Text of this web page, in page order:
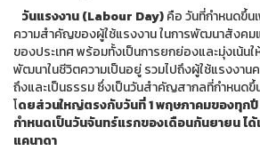
วันแรงงาน (Labour Day)คือ วันที่กำหนดขึ้น
ความสำคัญของผู้ใช้แรงงาน ในการพัฒนาสังคม
ของประเทศ พร้อมทั้งเป็นการยกย่องและมุ่งเน้นใ
พัฒนาในชีวิตความเป็นอยู่ รวมไปถึงผู้ใช้แรงงาน
ถึงและเป็นธรรม ซึ่งเป็นวันสำคัญสากลที่กำหนดขึ้
โดยส่วนใหญ่ตรงกับวันที่ 1 พฤษภาคมของทุกปี
กำหนดเป็นวันจันทร์แรกของเดือนกันยายน ไ
แคนาดา